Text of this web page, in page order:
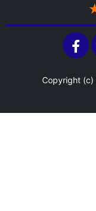
Copyright (c)